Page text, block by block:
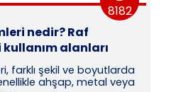
raf nedir.Ne amaçla
rafın kullanım alanları
amaçlı kullanımının yanı